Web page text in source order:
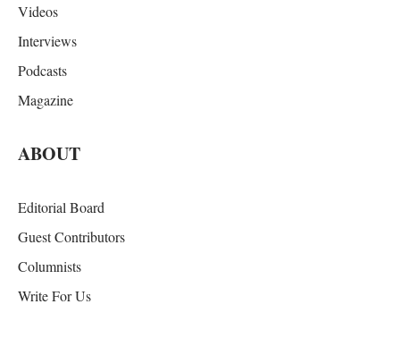
Videos
Interviews
Podcasts
Magazine
ABOUT
Editorial Board
Guest Contributors
Columnists
Write For Us